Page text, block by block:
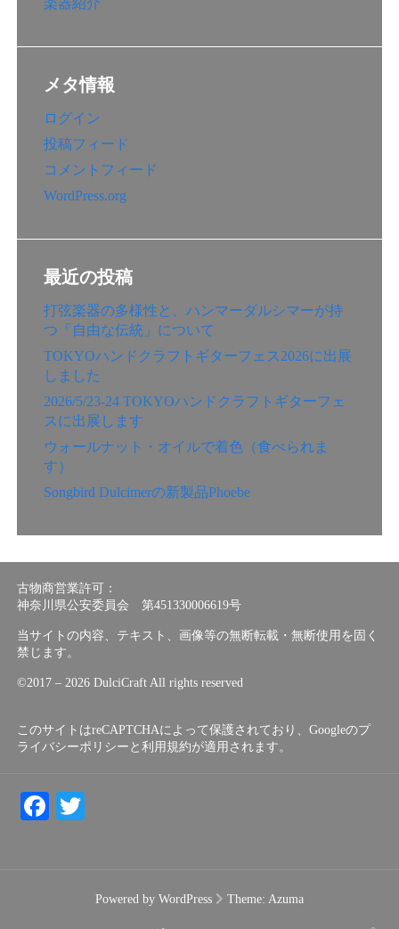
メタ情報
ログイン
投稿フィード
コメントフィード
WordPress.org
最近の投稿
打弦楽器の多様性と、ハンマーダルシマーが持
つ「自由な伝統」について
TOKYOハンドクラフトギターフェス2026に出展
しました
2026/5/23-24 TOKYOハンドクラフトギターフェ
スに出展します
ウォールナット・オイルで着色（食べられま
す）
Songbird Dulcimerの新製品Phoebe
古物商営業許可：
神奈川県公安委員会 第451330006619号
当サイトの内容、テキスト、画像等の無断転載・無断使用を固く
禁じます。
©︎2017 – 2026 DulciCraft All rights reserved
このサイトはreCAPTCHAによって保護されており、Googleのプ
ライバシーポリシー と 利用規約が適用されます。
Facebook
Powered by WordPress Theme: Azuma